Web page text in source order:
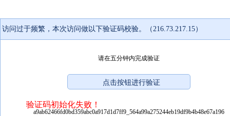
访问过于频繁，本次访问做以下验证码校验。（216.73.217.15）
请在五分钟内完成验证
验证码初始化失败！
a9ab62466fd0bd359abc0a917d1d7ff9_564a99a275244eb19df9b4b48e67a196